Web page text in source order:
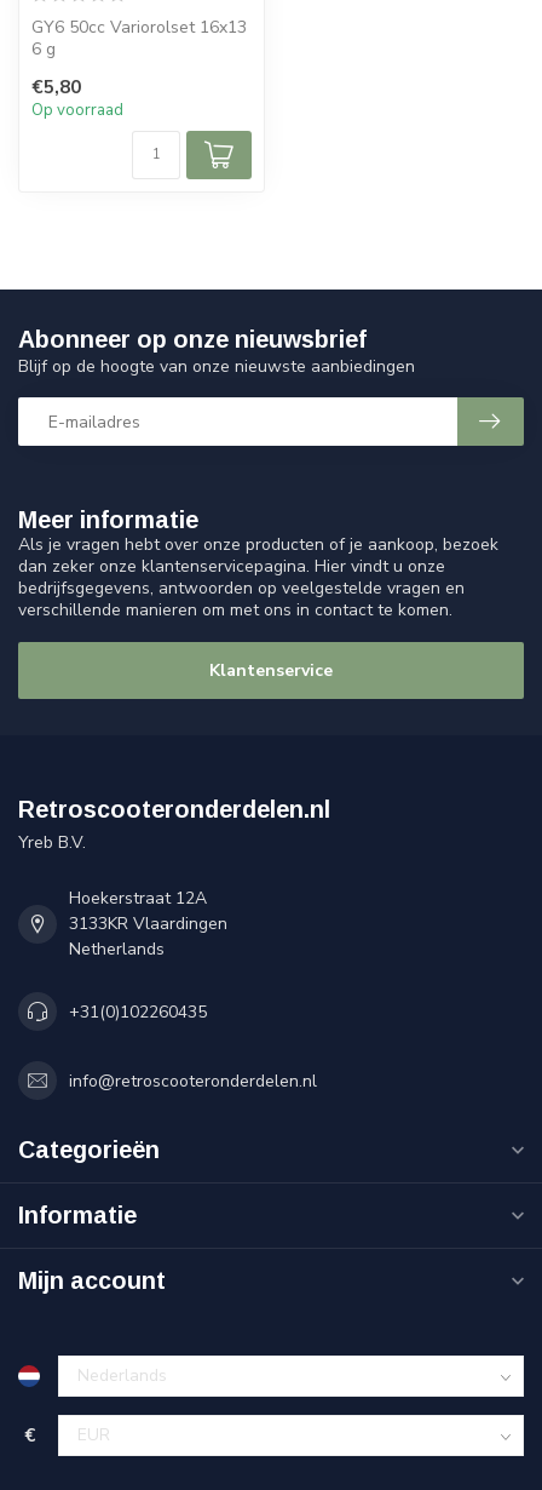
GY6 50cc Variorolset 16x13
6 g
€5,80
Op voorraad
Meer informatie
Als je vragen hebt over onze producten of je aankoop, bezoek
dan zeker onze klantenservicepagina. Hier vindt u onze
bedrijfsgegevens, antwoorden op veelgestelde vragen en
verschillende manieren om met ons in contact te komen.
Klantenservice
Abonneer op onze nieuwsbrief
Blijf op de hoogte van onze nieuwste aanbiedingen
Retroscooteronderdelen.nl
Yreb B.V.
Hoekerstraat 12A
3133KR Vlaardingen
Netherlands
+31(0)102260435
info@retroscooteronderdelen.nl
Categorieën
Informatie
Mijn account
€